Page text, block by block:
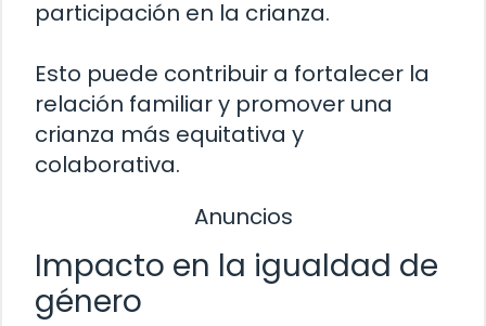
participación en la crianza.
Esto puede contribuir a fortalecer la
relación familiar y promover una
crianza más equitativa y
colaborativa.
Anuncios
Impacto en la igualdad de
género